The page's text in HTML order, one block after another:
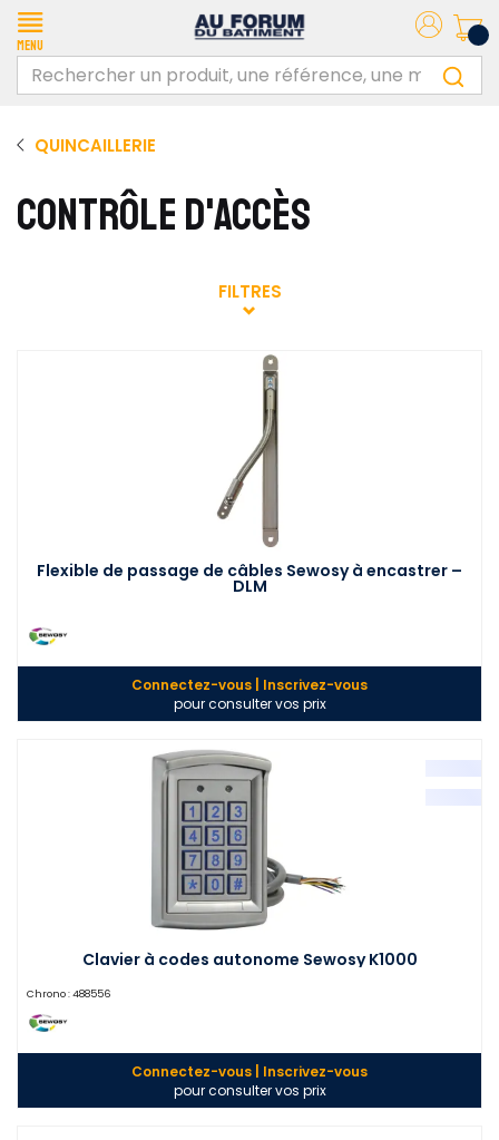
Menu
QUINCAILLERIE
CONTRÔLE D'ACCÈS
FILTRES
Flexible de passage de câbles Sewosy à encastrer –
DLM
Connectez-vous | Inscrivez-vous
pour consulter vos prix
Clavier à codes autonome Sewosy K1000
Chrono : 488556
Connectez-vous | Inscrivez-vous
pour consulter vos prix